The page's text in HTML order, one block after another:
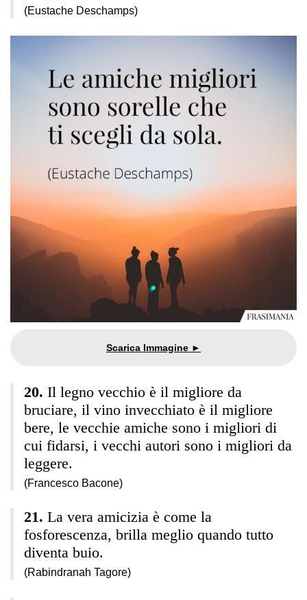
(Eustache Deschamps)
Il legno vecchio è il migliore da
bruciare, il vino invecchiato è il migliore
bere, le vecchie amiche sono i migliori di
cui fidarsi, i vecchi autori sono i migliori da
leggere.
(Francesco Bacone)
La vera amicizia è come la
fosforescenza, brilla meglio quando tutto
diventa buio.
(Rabindranah Tagore)